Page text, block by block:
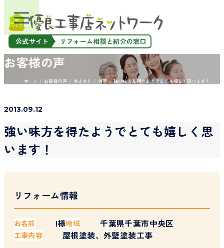
公式サイト リフォーム相談と紹介の窓口
お客様の声
ホーム お客様の声 外まわり 外壁 強い味方を得たようでとても嬉しく思います！
2013.09.12
強い味方を得たようでとても嬉しく思
います！
リフォーム情報
お名前 I様地域 千葉県千葉市中央区
工事内容 屋根塗装、外壁塗装工事